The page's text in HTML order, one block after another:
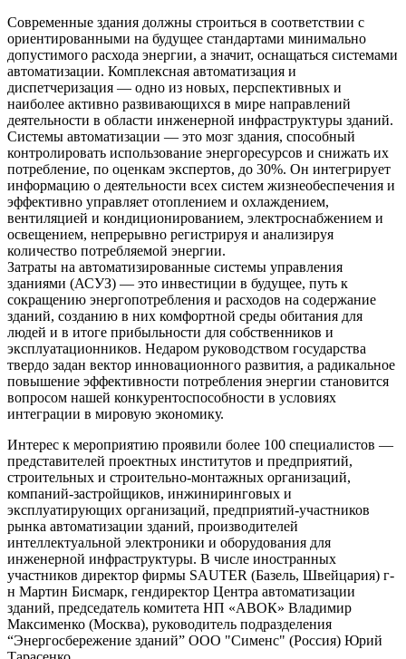
Современные здания должны строиться в соответствии с
ориентированными на будущее стандартами минимально
допустимого расхода энергии, а значит, оснащаться системами
автоматизации. Комплексная автоматизация и
диспетчеризация — одно из новых, перспективных и
наиболее активно развивающихся в мире направлений
деятельности в области инженерной инфраструктуры зданий.
Системы автоматизации — это мозг здания, способный
контролировать использование энергоресурсов и снижать их
потребление, по оценкам экспертов, до 30%. Он интегрирует
информацию о деятельности всех систем жизнеобеспечения и
эффективно управляет отоплением и охлаждением,
вентиляцией и кондиционированием, электроснабжением и
освещением, непрерывно регистрируя и анализируя
количество потребляемой энергии.
Затраты на автоматизированные системы управления
зданиями (АСУЗ) — это инвестиции в будущее, путь к
сокращению энергопотребления и расходов на содержание
зданий, созданию в них комфортной среды обитания для
людей и в итоге прибыльности для собственников и
эксплуатационников. Недаром руководством государства
твердо задан вектор инновационного развития, а радикальное
повышение эффективности потребления энергии становится
вопросом нашей конкурентоспособности в условиях
интеграции в мировую экономику.
Интерес к мероприятию проявили более 100 специалистов —
представителей проектных институтов и предприятий,
строительных и строительно-монтажных организаций,
компаний-застройщиков, инжиниринговых и
эксплуатирующих организаций, предприятий-участников
рынка автоматизации зданий, производителей
интеллектуальной электроники и оборудования для
инженерной инфраструктуры. В числе иностранных
участников директор фирмы SAUTER (Базель, Швейцария) г-
н Мартин Бисмарк, гендиректор Центра автоматизации
зданий, председатель комитета НП «АВОК» Владимир
Максименко (Москва), руководитель подразделения
“Энергосбережение зданий” ООО "Сименс" (Россия) Юрий